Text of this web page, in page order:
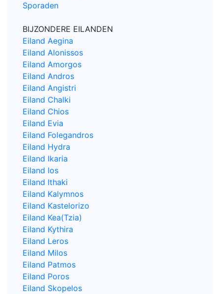
Sporaden
BIJZONDERE EILANDEN
Eiland Aegina
Eiland Alonissos
Eiland Amorgos
Eiland Andros
Eiland Angistri
Eiland Chalki
Eiland Chios
Eiland Evia
Eiland Folegandros
Eiland Hydra
Eiland Ikaria
Eiland Ios
Eiland Ithaki
Eiland Kalymnos
Eiland Kastelorizo
Eiland Kea(Tzia)
Eiland Kythira
Eiland Leros
Eiland Milos
Eiland Patmos
Eiland Poros
Eiland Skopelos